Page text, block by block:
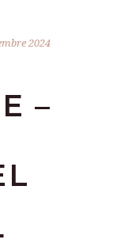
2024
–